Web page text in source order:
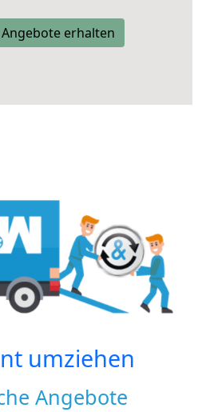
erhalten
umziehen
Angebote